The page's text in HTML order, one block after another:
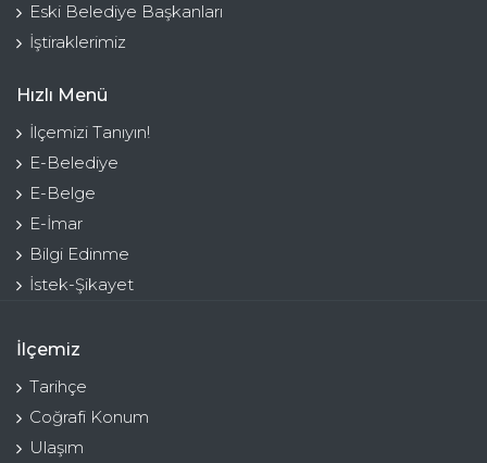
Eski Belediye Başkanları
İştiraklerimiz
Hızlı Menü
İlçemizi Tanıyın!
E-Belediye
E-Belge
E-İmar
Bilgi Edinme
İstek-Şikayet
İlçemiz
Tarihçe
Coğrafi Konum
Ulaşım